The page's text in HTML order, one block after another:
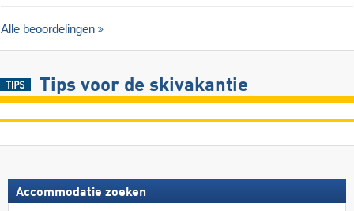
Alle beoordelingen
Tips voor de skivakantie
Accommodatie zoeken